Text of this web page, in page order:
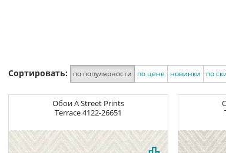
Сортировать: по популярности по цене новинки по
ОбоиA Street Prints
Terrace4122-26651